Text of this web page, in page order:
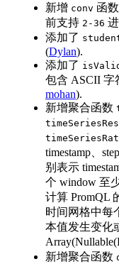
新增 conv 函
前支持 2-36 进
添加了
(Dylan).
添加了
包含 ASCII 字
mohan).
新增聚合函数
timestamp、
别表示
个 window 至
计算 PromQL
时间网格中每
本值发生变化
新增聚合函数